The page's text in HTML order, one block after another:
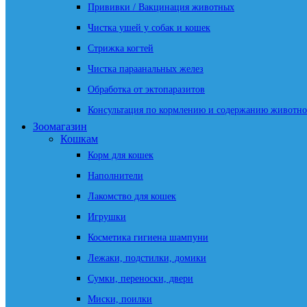
Прививки / Вакцинация животных
Чистка ушей у собак и кошек
Стрижка когтей
Чистка параанальных желез
Обработка от эктопаразитов
Консультация по кормлению и содержанию
Зоомагазин
Кошкам
Корм для кошек
Наполнители
Лакомство для кошек
Игрушки
Косметика гигиена шампуни
Лежаки, подстилки, домики
Сумки, переноски, двери
Миски, поилки